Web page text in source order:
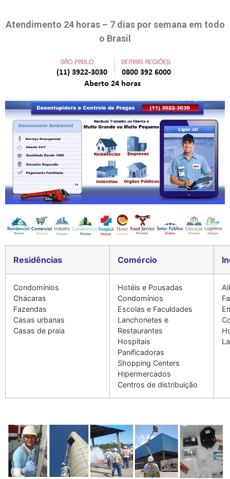
Atendimento 24 horas – 7 dias por semana em todo
o Brasil
Residências Comércio
Condomínios
Chácaras
Fazendas
Casas urbanas
Casas de praia
Hotéis e Pousadas
Condomínios
Escolas e Faculdades
Lanchonetes e
Restaurantes
Hospitais
Panificadoras
Shopping Centers
Hipermercados
Centros de distribuição